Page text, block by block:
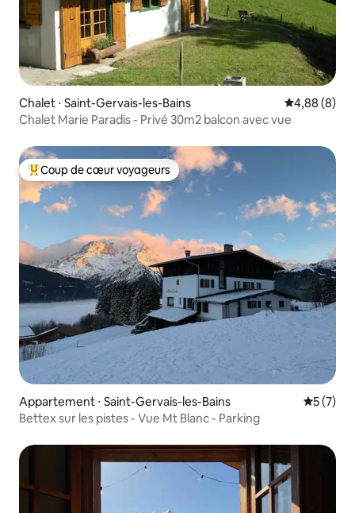
Chalet ⋅ Saint-Gervais-les-Bains Évaluation
4,88 (8)
Chalet Marie Paradis - Privé 30m2 balcon avec vue
Coups de cœur voyageurs les plus appréciés
Coup de cœur voyageurs
Appartement ⋅ Saint-Gervais-les-Bains
5 (7)
Bettex sur les pistes - Vue Mt Blanc - Parking